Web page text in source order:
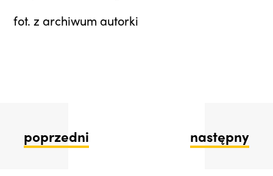
fot. z archiwum autorki
poprzedni następny